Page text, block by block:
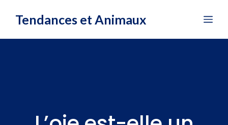
Tendances et Animaux